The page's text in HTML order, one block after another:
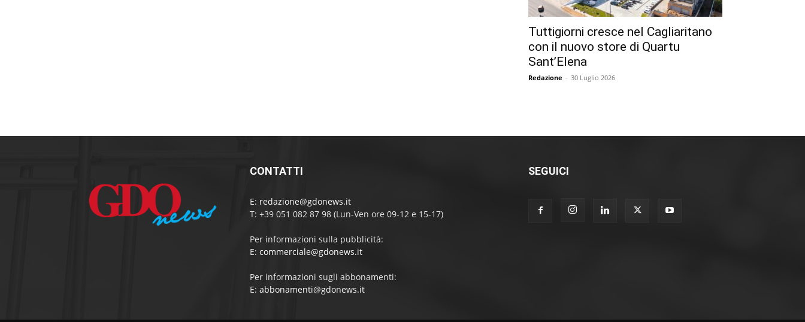
Tuttigiorni cresce nel Cagliaritano
con il nuovo store di Quartu
Sant’Elena
Redazione - 30 Luglio 2026
CONTATTI
E: redazione@gdonews.it
T: +39 051 082 87 98 (Lun-Ven ore 09-12 e 15-17)
Per informazioni sulla pubblicità:
E: commerciale@gdonews.it
Per informazioni sugli abbonamenti:
E: abbonamenti@gdonews.it
SEGUICI